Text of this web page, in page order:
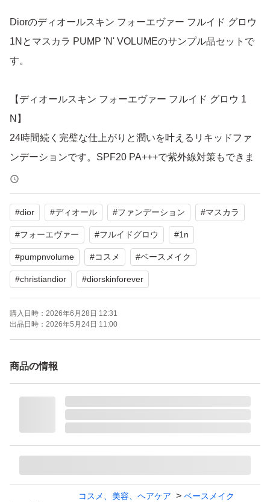
Diorのディオールスキン フォーエヴァー フルイド グロウ
1Nとマスカラ PUMP 'N' VOLUMEのサンプル品セットで
す。
【ディオールスキン フォーエヴァー フルイド グロウ 1
N】
24時間続く完璧な仕上がりと潤いを叶えるリキッドファ
ンデーションです。SPF20 PA+++で紫外線対策もできま
す。サンプル品で、5mlになります。
【マスカラ PUMP 'N' VOLUME】
ボリューム感のあるまつ毛を演出するマスカラです。
サンプル品なので、小さいものになります。
どちらも未使用ですが、自宅保管品のため、ご理解いただ
【ブランド】Dior
【商品の状態】未使用に近い
よろしくお願いいたします。
#dior #ディオール #ファンデーション #マスカラ
#フォーエヴァー #フルイドグロウ #1n
#pumpnvolume #コスメ #ベースメイク
#christiandior #diorskinforever
購入日時： 2026年6月28日 12:31
出品日時： 2026年5月24日 11:00
商品の情報
コスメ、美容、ヘアケア
ベースメイク